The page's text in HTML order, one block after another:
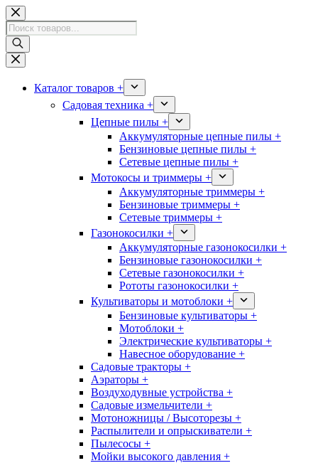
Перейти
к
сути
Поиск
товаров
Каталог товаров +
Садовая техника +
Цепные пилы +
Аккумуляторные цепные пилы +
Бензиновые цепные пилы +
Сетевые цепные пилы +
Мотокосы и триммеры +
Аккумуляторные триммеры +
Бензиновые триммеры +
Сетевые триммеры +
Газонокосилки +
Аккумуляторные газонокосилки +
Бензиновые газонокосилки +
Сетевые газонокосилки +
Рототы газонокосилки +
Культиваторы и мотоблоки +
Бензиновые культиваторы +
Мотоблоки +
Электрические культиваторы +
Навесное оборудование +
Садовые тракторы +
Аэраторы +
Воздуходувные устройства +
Садовые измельчители +
Мотоножницы / Высоторезы +
Распылители и опрыскиватели +
Пылесосы +
Мойки высокого давления +